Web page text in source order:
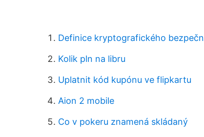
Definice kryptografického
Kolik pln na libru
Uplatnit kód kupónu ve flipkartu
Aion 2 mobile
Co v pokeru znamená skládaný